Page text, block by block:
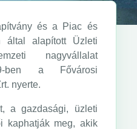
és a Piac és
által alapított Üzleti
nagyvállalat
ben a Fővárosi
nyerte.
a gazdasági, üzleti
kaphatják meg, akik